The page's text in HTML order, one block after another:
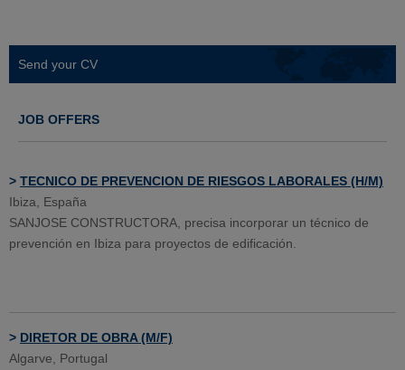
Send your CV
JOB OFFERS
> TECNICO DE PREVENCION DE RIESGOS LABORALES (H/M)
Ibiza, España
SANJOSE CONSTRUCTORA, precisa incorporar un técnico de
prevención en Ibiza para proyectos de edificación.
> DIRETOR DE OBRA (M/F)
Algarve, Portugal